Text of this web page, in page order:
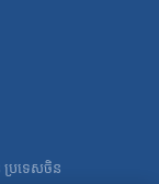
រទេសចិន